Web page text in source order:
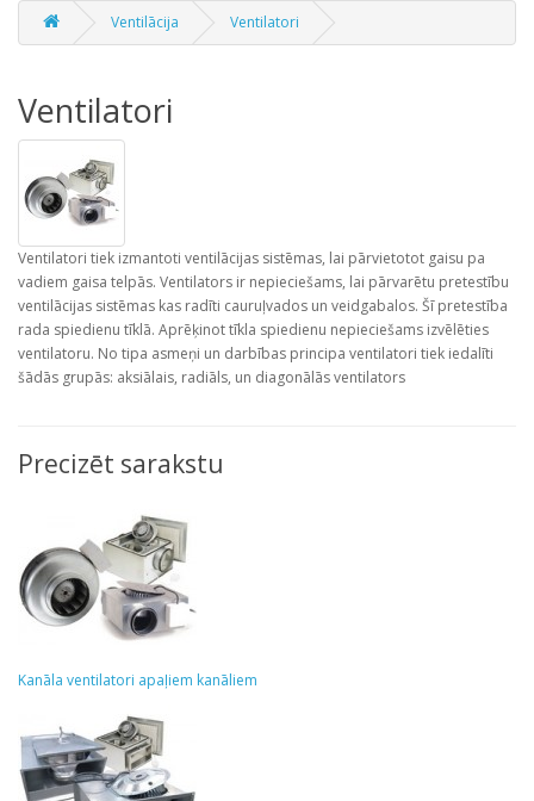
Ventilācija Ventilatori
Ventilatori
Ventilatori tiek izmantoti ventilācijas sistēmas, lai pārvietotot gaisu pa
vadiem gaisa telpās. Ventilators ir nepieciešams, lai pārvarētu pretestību
ventilācijas sistēmas kas radīti cauruļvados un veidgabalos. Šī pretestība
rada spiedienu tīklā. Aprēķinot tīkla spiedienu nepieciešams izvēlēties
ventilatoru. No tipa asmeņi un darbības principa ventilatori tiek iedalīti
šādās grupās: aksiālais, radiāls, un diagonālās ventilators
Precizēt sarakstu
Kanāla ventilatori apaļiem kanāliem